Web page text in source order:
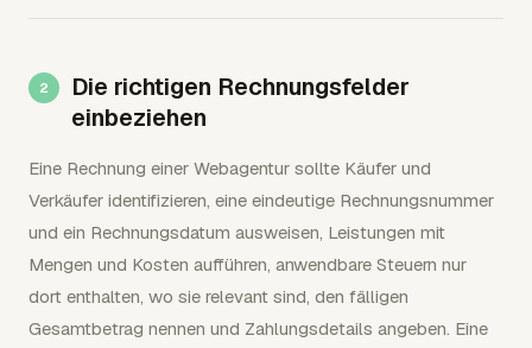
Die richtigen Rechnungsfelder
einbeziehen
Eine Rechnung einer Webagentur sollte Käufer und
Verkäufer identifizieren, eine eindeutige Rechnungsnummer
und ein Rechnungsdatum ausweisen, Leistungen mit
Mengen und Kosten aufführen, anwendbare Steuern nur
dort enthalten, wo sie relevant sind, den fälligen
Gesamtbetrag nennen und Zahlungsdetails angeben. Eine